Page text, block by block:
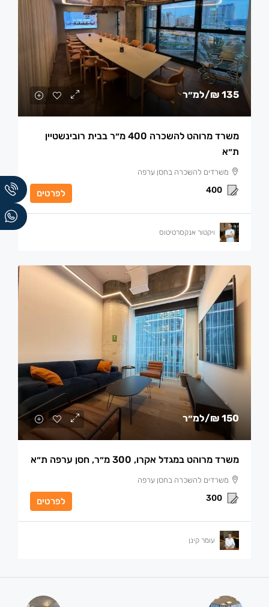
135 ₪ /למ״ר
משרד מרוהט להשכרה 400 מ״ר בבית רובינשטיין
ת״א
משרדים להשכרה בחסן ערפה
400 לפרטים
ויקטור אנקסרטיטוס
150 ₪ /למ״ר
משרד מרוהט במגדל אקרו, 300 מ״ר, חסן ערפה ת״א
משרדים להשכרה בחסן ערפה
300 לפרטים
עומר קינן